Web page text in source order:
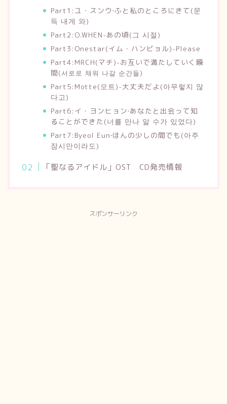
Part1:ユ・スンウ‐ふと私のところにきて(문
득 내게 와)
Part2:O.WHEN-あの頃(그 시절)
Part3:Onestar(イム・ハンビョル)-Please
Part4:MRCH(マチ)-お互いで満たしていく瞬
間(서로로 채워 나갈 순간들)
Part5:Motte(모트)-大丈夫だよ(아무렇지 않
다고)
Part6:イ・ヨンヒョン‐あなたと出会って知
ることができた(너를 만나 알 수가 있었다)
Part7:Byeol Eun‐ほんの少しの間でも(아주
잠시만이라도)
「聖なるアイドル」OST CD発売情報
スポンサーリンク